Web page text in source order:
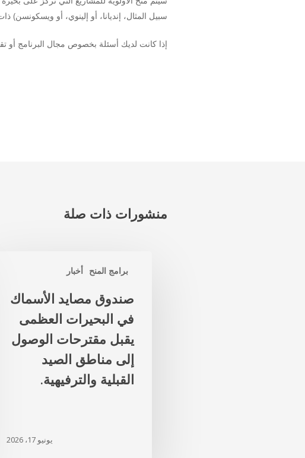
سبيل المثال، إنديانا، أو إلينوي، أو ويسكونسن)
إذا كانت لديك أسئلة بخصوص مجال البرنامج أو
منشورات ذات صلة
برامج المنح أخبار
صندوق مصايد الأسماك
في البحيرات العظمى
يقبل مقترحات الوصول
إلى مناطق الصيد
القبلية والترفيهية.
يونيو 17، 2026